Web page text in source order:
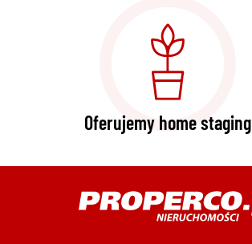
Oferujemy home staging